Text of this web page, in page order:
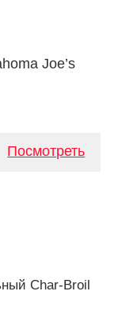
Joe’s
Посмотреть